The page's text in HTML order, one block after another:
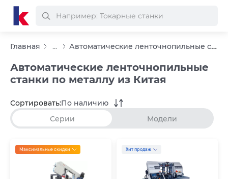
Главная ... Автоматические ленточнопильные станки по металлу из Китая
Автоматические ленточнопильные
станки по металлу из Китая
Серии Модели
Сортировать:По наличию
Максимальные скидки Хит продаж